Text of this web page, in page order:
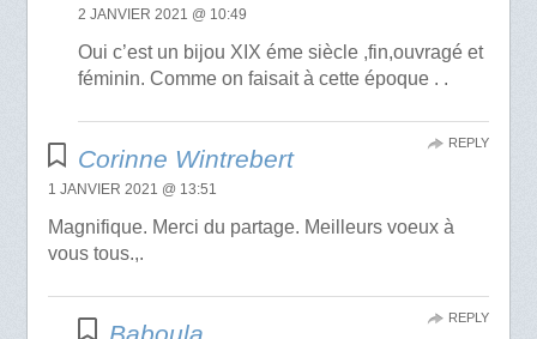
2 JANVIER 2021 @ 10:49
Oui c’est un bijou XIX éme siècle ,fin,ouvragé et
féminin. Comme on faisait à cette époque . .
Corinne Wintrebert
1 JANVIER 2021 @ 13:51
Magnifique. Merci du partage. Meilleurs voeux à
vous tous.,.
REPLY
REPLY